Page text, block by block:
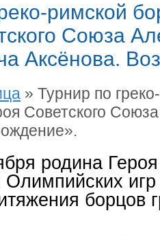
римской
Союза
Аксёнова.
» Турнир по
Советского
родина
Олимпийских
борцов